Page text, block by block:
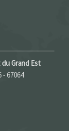
Grand Est
67064